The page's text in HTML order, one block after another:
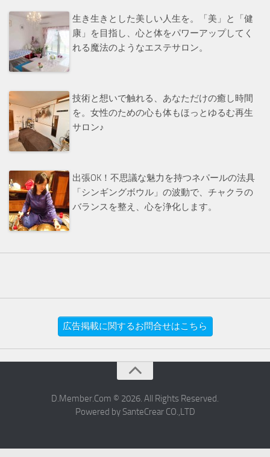
生き生きとした美しい人生を。「美」と「健
康」を目指し、心と体をパワーアップしてく
れる魔法のようなエステサロン。
技術と想いで触れる、あなただけの癒し時間
を。女性のための心も体もほっとゆるむ再生
サロン♪
出張OK！不思議な魅力を持つネパールの法具
「シンギングボウル」の波動で、チャクラの
バランスを整え、心を浄化します。
広告掲載に関するお問合せはこちら
D.Member.Com © 2026. All Rights Reserved.
Powered by SanteCrear CO.,LTD